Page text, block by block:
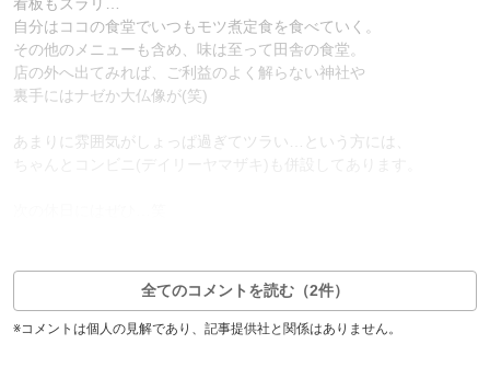
自分はココの食堂でいつもモツ煮定食を食べていく。
その他のメニューも含め、味は至って田舎の食堂。
店の外へ出てみれば、ご利益のよく解らない神社や
裏手にはナゼか大仏像が(笑)
あまりに雰囲気がしょっぱ過ぎてツラい…という方には、
全てのコメントを読む（2件）
※コメントは個人の見解であり、記事提供社と関係はありません。